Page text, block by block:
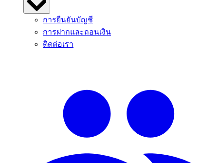
การยืนยันบัญชี
การฝากและถอนเงิน
ติดต่อเรา